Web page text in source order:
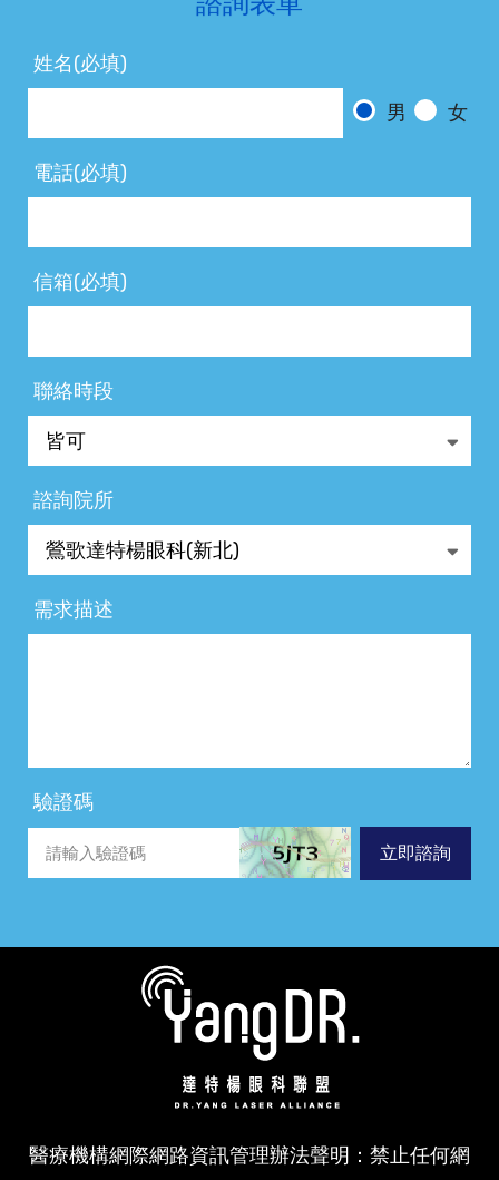
姓名(必填)
男
女
電話(必填)
信箱(必填)
聯絡時段
諮詢院所
需求描述
驗證碼
立即諮詢
醫療機構網際網路資訊管理辦法聲明：禁止任何網